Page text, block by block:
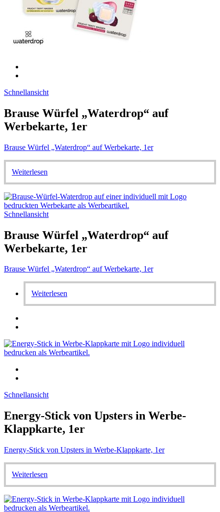
Schnellansicht
Brause Würfel „Waterdrop“ auf
Werbekarte, 1er
Brause Würfel „Waterdrop“ auf Werbekarte, 1er
Weiterlesen
Schnellansicht
Brause Würfel „Waterdrop“ auf
Werbekarte, 1er
Brause Würfel „Waterdrop“ auf Werbekarte, 1er
Weiterlesen
Schnellansicht
Energy-Stick von Upsters in Werbe-
Klappkarte, 1er
Energy-Stick von Upsters in Werbe-Klappkarte, 1er
Weiterlesen